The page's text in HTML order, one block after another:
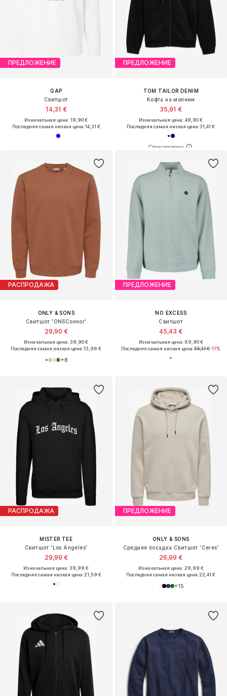
ПРЕДЛОЖЕНИЕ
GAP
Свитшот
14,31 €
Изначальная цена: 19,90 €
Последняя самая низкая цена:14,31 €
ПРЕДЛОЖЕНИЕ
TOM TAILOR DENIM
Кофта на молнии
35,91 €
Изначальная цена: 49,90 €
Последняя самая низкая цена:31,41 €
РАСПРОДАЖА
ONLY & SONS
Свитшот 'ONSConnor'
29,90 €
Изначальная цена: 39,90 €
Последняя самая низкая цена:13,96 €
+8
ПРЕДЛОЖЕНИЕ
NO EXCESS
Свитшот
45,43 €
Изначальная цена: 89,90 €
Последняя самая низкая цена:55,17 €-17%
РАСПРОДАЖА
MISTER TEE
Свитшот 'Los Angeles'
29,99 €
Изначальная цена: 39,99 €
Последняя самая низкая цена:21,59 €
ПРЕДЛОЖЕНИЕ
ONLY & SONS
Средняя посадка Свитшот 'Ceres'
26,99 €
Изначальная цена: 29,99 €
Последняя самая низкая цена:22,41 €
+15